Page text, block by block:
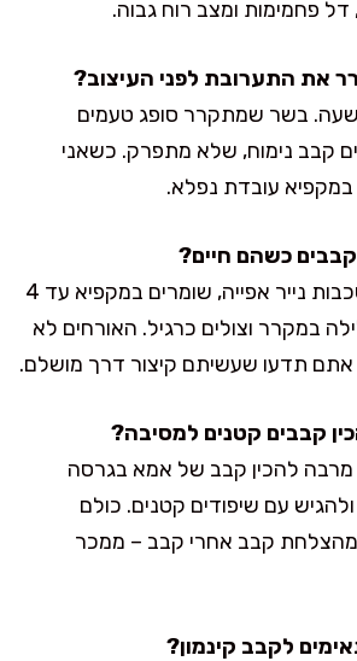
פחמימות ומצב רוח גבוה.
בשר שמתקרר סופג טעמים
קבב נימוח, שלא מתפרק. כשאני
עובדת נפלא.
ברור. מסדרים בין שכבות נייר אפייה, שומרים במקפיא עד 4
במקרר וצולים כרגיל. האורחים לא
אתם תדעו שעשיתם קיצור דרך מושלם.
מרבה להכין קבב של אמא בגרסה
3 ס"מ – ולהגיש עם שיפודים קטנים. כולם
מהצלחת קבב אחרי קבב – ממכר